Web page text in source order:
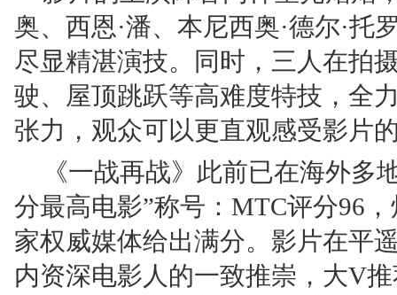
奥、西恩·潘、本尼西奥·德尔·托
尽显精湛演技。同时，三人在拍
驶、屋顶跳跃等高难度特技，全
张力，观众可以更直观感受影片
《一战再战》此前已在海外多
分最高电影”称号：MTC评分96
家权威媒体给出满分。影片在平
内资深电影人的一致推崇，大V